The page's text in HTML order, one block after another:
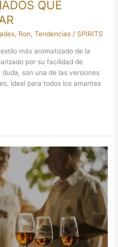
QUE
, Ron,Tendencias / SPIRITS
más aromatizado de la
por su facilidad de
son una de las versiones
ideal para todos los amantes